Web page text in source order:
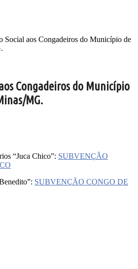
Social aos Congadeiros do Município de
Congadeiros do Município
MG.
“Juca Chico”: SUBVENÇÃO
SUBVENÇÃO CONGO DE